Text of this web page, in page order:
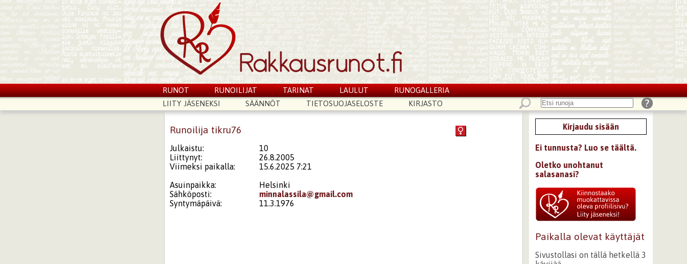
RUNOT RUNOILIJAT TARINAT LAULUT
RUNOGALLERIA
LIITY JÄSENEKSI
SÄÄNNÖT TIETOSUOJASELOSTE KIRJASTO
Runoilija tikru76
Julkaistu:
10
Liittynyt:
26.8.2005
Viimeksi paikalla:
15.6.2025 7:21
Asuinpaikka:
Helsinki
Sähköposti:
minnalassila@gmail.com
Syntymäpäivä:
11.3.1976
Kirjaudu sisään
Ei tunnusta? Luo se täältä.
Oletko unohtanut
salasanasi?
Paikalla olevat käyttäjät
Sivustollasi on tällä hetkellä 3